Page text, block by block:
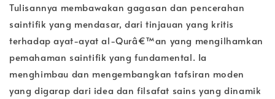
Tulisannya membawakan gagasan dan pencerahan
saintifik yang mendasar, dari tinjauan yang kritis
terhadap ayat-ayat al-Qurâ€™an yang mengilhamkan
pemahaman saintifik yang fundamental. Ia
menghimbau dan mengembangkan tafsiran moden
yang digarap dari idea dan filsafat sains yang dinamik